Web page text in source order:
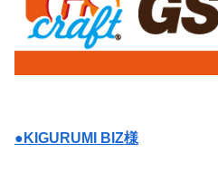
●KIGURUMI BIZ様